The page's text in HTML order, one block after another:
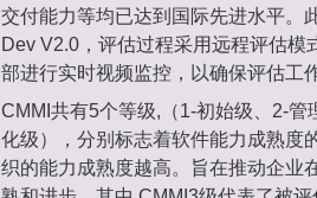
交付能力等均已达到国际先进水平。
Dev V2.0，评估过程采用远程评估模
部进行实时视频监控，以确保评估工
CMMI共有5个等级,（1-初始级、2-
化级），分别标志着软件能力成熟度
织的能力成熟度越高。旨在推动企业